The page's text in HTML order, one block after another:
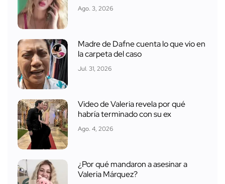
Ago. 3, 2026
Madre de Dafne cuenta lo que vio en
la carpeta del caso
Jul. 31, 2026
Video de Valeria revela por qué
habría terminado con su ex
Ago. 4, 2026
¿Por qué mandaron a asesinar a
Valeria Márquez?